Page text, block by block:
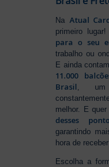
Na Atual
primeiro
para o seu
trabalho ou
E ainda
11.000
Brasil , um
melhor. E
desses
garantindo
hora de
Escolha a